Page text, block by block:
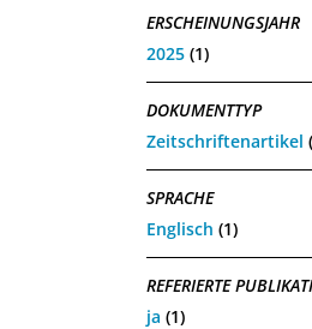
ERSCHEINUNGSJAHR
2025 (1)
DOKUMENTTYP
Zeitschriftenartikel
SPRACHE
Englisch (1)
REFERIERTE
ja (1)